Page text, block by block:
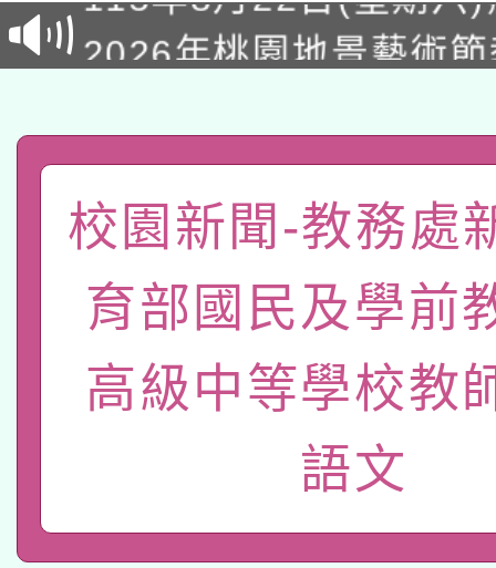
用水績優單位及節水達
桃園市孔廟祈福系列
2026年桃園地景藝術
轉知教育部國民及學前
國立臺灣師範大學辦理
業成長研習」實施計畫
函轉國家教育研究院中
原住民族教育政策研討
族教育國際趨勢與發展
轉知教育部國民及學前
新北市政府教育局辦理
師專業成長研習實施計
方素養工作坊新北場」
函轉國立臺灣師範大學
族語言臺北學習中心
「族語學習班」招生簡
轉知有關國立成功大學
件」活動簡章
教育部國民及學前教
年度COVID-19疫苗接
接種對象擴大為「滿6
轉知經濟部水利署委託
業技術研究院辦理「
115年8月22日(星期六
校園新聞-教務處
育部國民及學前
高級中等學校教
語文